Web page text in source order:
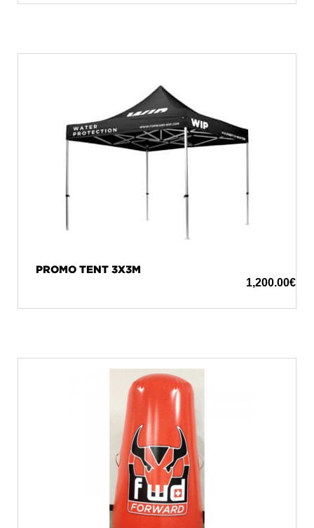
PROMO TENT 3X3M
1,200.00€